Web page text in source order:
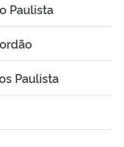
Paulista
Paulista